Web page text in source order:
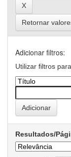
Retornar
Adicionar filtros:
Utilizar filtros
Resultados/